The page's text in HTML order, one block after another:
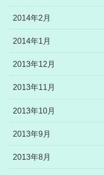
2014年2月
2014年1月
2013年12月
2013年11月
2013年10月
2013年9月
2013年8月